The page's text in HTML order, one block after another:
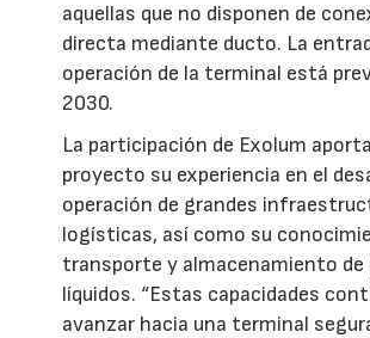
aquellas que no disponen de
directa mediante ducto. La
operación de la terminal está
2030.
La participación de Exolum
proyecto su experiencia en el
operación de grandes
logísticas, así como su
transporte y almacenamiento de
líquidos. “Estas capacidades
avanzar hacia una terminal